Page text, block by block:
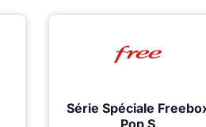
Série Spéciale
Pop S